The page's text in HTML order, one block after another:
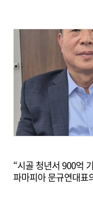
“시골 청년서 900억
파마피아 문규연대표